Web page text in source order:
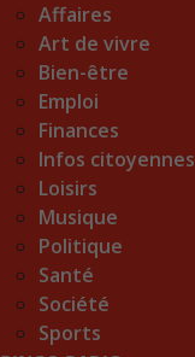
Affaires
Art de vivre
Bien-être
Emploi
Finances
Infos citoyennes
Loisirs
Musique
Politique
Santé
Société
Sports